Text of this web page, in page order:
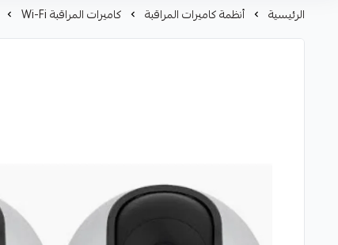
الرئيسية أنظمة كاميرات المراقبة كاميرات المراقبة Wi-Fi